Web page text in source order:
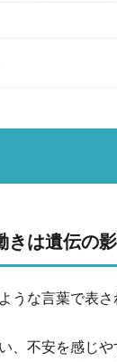
きは遺伝の
うな言葉で表さ
、不安を感じ